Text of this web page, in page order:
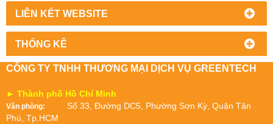
LIÊN KẾT WEBSITE
THỐNG KÊ
CÔNG TY TNHH THƯƠNG MẠI DỊCH VỤ GREENTECH
► Thành phố Hồ Chí Minh
Văn phòng: Số 33, Đường DC5, Phường Sơn Kỳ, Quận Tân
Phú, Tp.HCM